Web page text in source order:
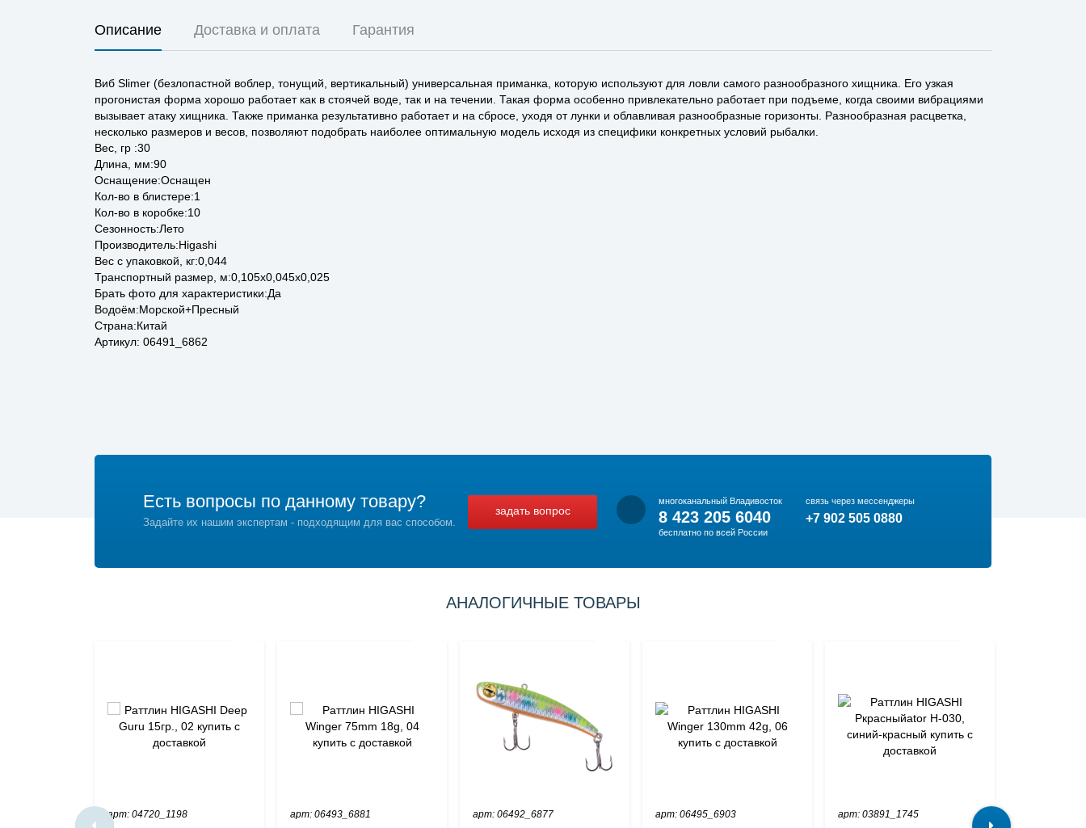
Описание Доставка и оплата Гарантия
Виб Slimer (безлопастной воблер, тонущий, вертикальный) универсальная приманка, которую используют для ловли самого разнообразного хищника. Его узкая
прогонистая форма хорошо работает как в стоячей воде, так и на течении. Такая форма особенно привлекательно работает при подъеме, когда своими вибрациями
вызывает атаку хищника. Также приманка результативно работает и на сбросе, уходя от лунки и облавливая разнообразные горизонты. Разнообразная расцветка,
несколько размеров и весов, позволяют подобрать наиболее оптимальную модель исходя из специфики конкретных условий рыбалки.
Вес, гр :30
Длина, мм:90
Оснащение:Оснащен
Кол-во в блистере:1
Кол-во в коробке:10
Сезонность:Лето
Производитель:Higashi
Вес с упаковкой, кг:0,044
Транспортный размер, м:0,105x0,045x0,025
Брать фото для характеристики:Да
Водоём:Морской+Пресный
Страна:Китай
Артикул: 06491_6862
Есть вопросы по данному товару?
Задайте их нашим экспертам - подходящим для вас способом.
задать вопрос
многоканальный Владивосток
8 423 205 6040
бесплатно по всей России
связь через мессенджеры
+7 902 505 0880
АНАЛОГИЧНЫЕ ТОВАРЫ
арт: 04720_1198 арт: 06493_6881 арт: 06492_6877 арт: 06495_6903 арт: 03891_1745